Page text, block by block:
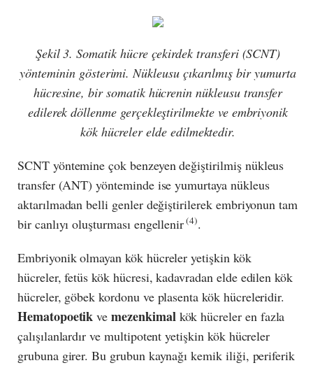
Şekil 3. Somatik hücre çekirdek transferi (SCNT)
yönteminin gösterimi. Nükleusu çıkarılmış bir yumurta
hücresine, bir somatik hücrenin nükleusu transfer
edilerek döllenme gerçekleştirilmekte ve embriyonik
kök hücreler elde edilmektedir.
SCNT yöntemine çok benzeyen değiştirilmiş nükleus
transfer (ANT) yönteminde ise yumurtaya nükleus
aktarılmadan belli genler değiştirilerek embriyonun tam
bir canlıyı oluşturması engellenir(4).
Embriyonik olmayan kök hücreler yetişkin kök
hücreler, fetüs kök hücresi, kadavradan elde edilen kök
hücreler, göbek kordonu ve plasenta kök hücreleridir.
Hematopoetik vemezenkimalkök hücreler en fazla
çalışılanlardır ve multipotent yetişkin kök hücreler
grubuna girer. Bu grubun kaynağı kemik iliği, periferik